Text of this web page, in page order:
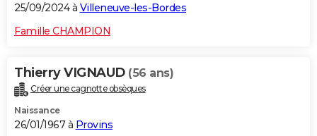
25/09/2024 à Villeneuve-les-Bordes
Famille CHAMPION
Thierry VIGNAUD (56 ans)
Créer une cagnotte obsèques
Naissance
26/01/1967 à Provins